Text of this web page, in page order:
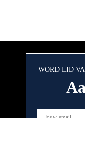
WORD LID